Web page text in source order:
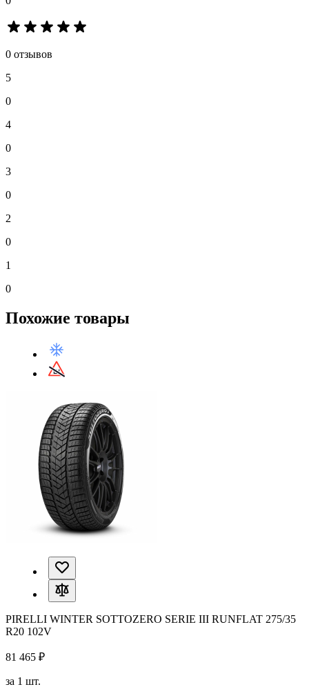
0 отзывов
5
0
4
0
3
0
2
0
1
0
Похожие товары
PIRELLI WINTER SOTTOZERO SERIE III RUNFLAT 275/35
R20 102V
81 465 ₽
за 1 шт.